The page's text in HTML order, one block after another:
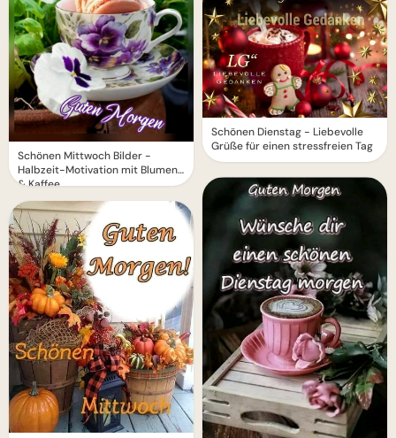
Schönen Mittwoch Bilder -
Halbzeit-Motivation mit Blumen
& Kaffee
Schönen Dienstag - Liebevolle
Grüße für einen stressfreien Tag